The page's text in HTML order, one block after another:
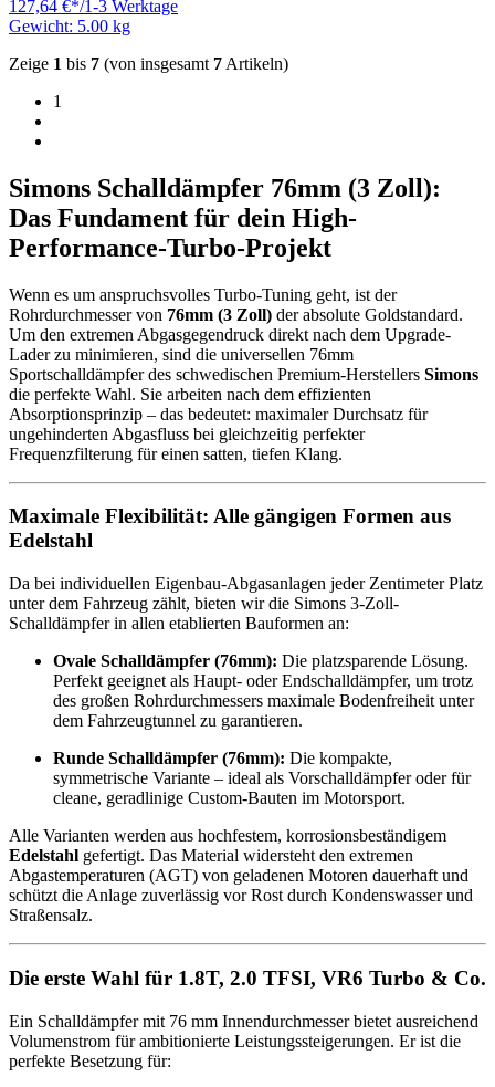
127,64 €*/1-3 Werktage
Gewicht: 5.00 kg
Zeige 1 bis 7 (von insgesamt 7 Artikeln)
1
Simons Schalldämpfer 76mm (3 Zoll):
Das Fundament für dein High-
Performance-Turbo-Projekt
Wenn es um anspruchsvolles Turbo-Tuning geht, ist der
Rohrdurchmesser von 76mm (3 Zoll) der absolute Goldstandard.
Um den extremen Abgasgegendruck direkt nach dem Upgrade-
Lader zu minimieren, sind die universellen 76mm
Sportschalldämpfer des schwedischen Premium-Herstellers Simons
die perfekte Wahl. Sie arbeiten nach dem effizienten
Absorptionsprinzip – das bedeutet: maximaler Durchsatz für
ungehinderten Abgasfluss bei gleichzeitig perfekter
Frequenzfilterung für einen satten, tiefen Klang.
Maximale Flexibilität: Alle gängigen Formen aus
Edelstahl
Da bei individuellen Eigenbau-Abgasanlagen jeder Zentimeter Platz
unter dem Fahrzeug zählt, bieten wir die Simons 3-Zoll-
Schalldämpfer in allen etablierten Bauformen an:
Ovale Schalldämpfer (76mm): Die platzsparende Lösung.
Perfekt geeignet als Haupt- oder Endschalldämpfer, um trotz
des großen Rohrdurchmessers maximale Bodenfreiheit unter
dem Fahrzeugtunnel zu garantieren.
Runde Schalldämpfer (76mm): Die kompakte,
symmetrische Variante – ideal als Vorschalldämpfer oder für
cleane, geradlinige Custom-Bauten im Motorsport.
Alle Varianten werden aus hochfestem, korrosionsbeständigem
Edelstahl gefertigt. Das Material widersteht den extremen
Abgastemperaturen (AGT) von geladenen Motoren dauerhaft und
schützt die Anlage zuverlässig vor Rost durch Kondenswasser und
Straßensalz.
Die erste Wahl für 1.8T, 2.0 TFSI, VR6 Turbo & Co.
Ein Schalldämpfer mit 76 mm Innendurchmesser bietet ausreichend
Volumenstrom für ambitionierte Leistungssteigerungen. Er ist die
perfekte Besetzung für: